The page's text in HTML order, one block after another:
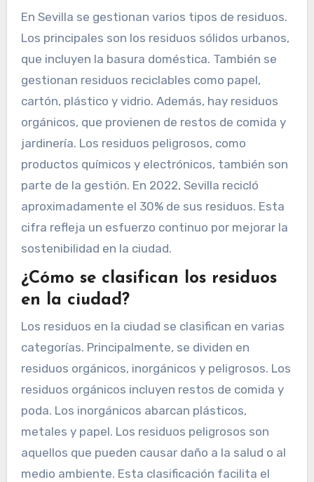
En Sevilla se gestionan varios tipos de residuos.
Los principales son los residuos sólidos urbanos,
que incluyen la basura doméstica. También se
gestionan residuos reciclables como papel,
cartón, plástico y vidrio. Además, hay residuos
orgánicos, que provienen de restos de comida y
jardinería. Los residuos peligrosos, como
productos químicos y electrónicos, también son
parte de la gestión. En 2022, Sevilla recicló
aproximadamente el 30% de sus residuos. Esta
cifra refleja un esfuerzo continuo por mejorar la
sostenibilidad en la ciudad.
¿Cómo se clasifican los residuos
en la ciudad?
Los residuos en la ciudad se clasifican en varias
categorías. Principalmente, se dividen en
residuos orgánicos, inorgánicos y peligrosos. Los
residuos orgánicos incluyen restos de comida y
poda. Los inorgánicos abarcan plásticos,
metales y papel. Los residuos peligrosos son
aquellos que pueden causar daño a la salud o al
medio ambiente. Esta clasificación facilita el